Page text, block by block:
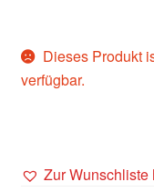
Dieses Produkt
verfügbar.
Zur Wunschliste